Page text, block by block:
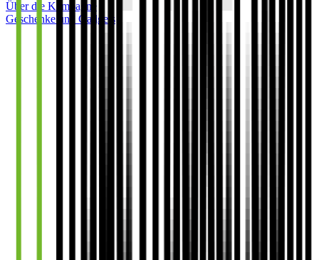
Über die Kampagne
Geschenke und Gadgets